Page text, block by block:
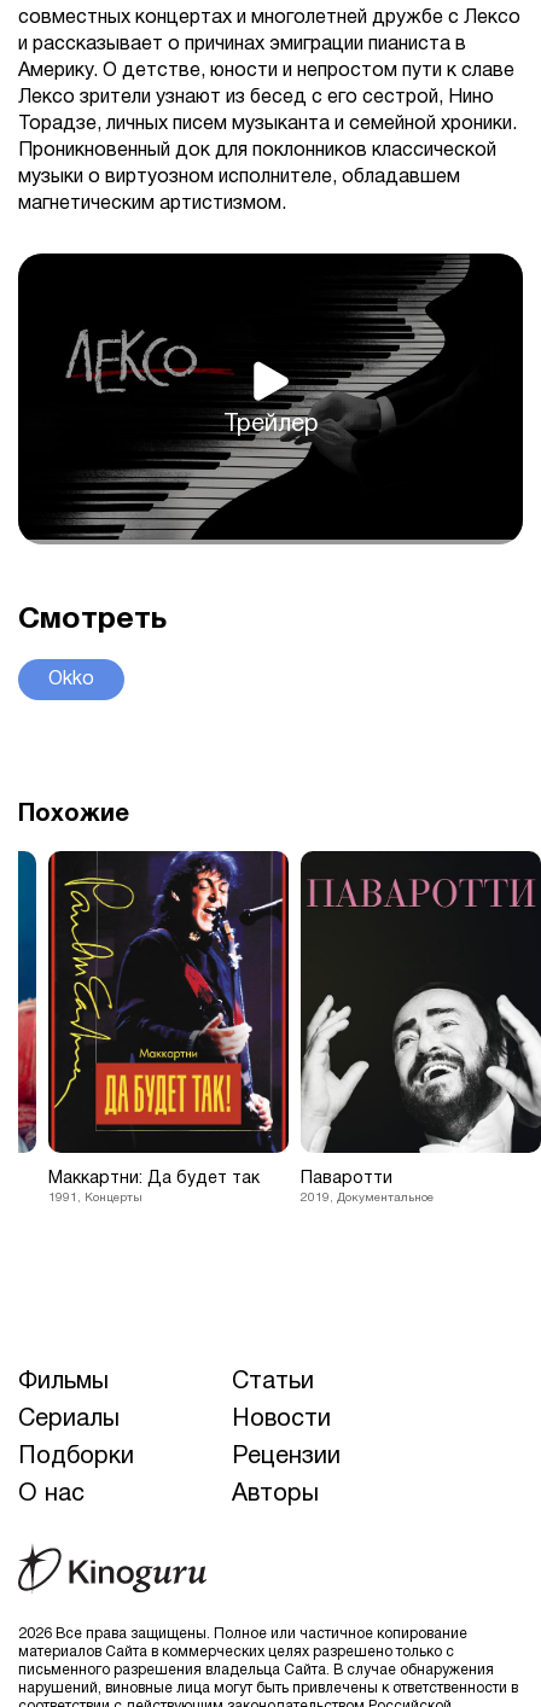
совместных концертах и многолетней дружбе с Лексо
и рассказывает о причинах эмиграции пианиста в
Америку. О детстве, юности и непростом пути к славе
Лексо зрители узнают из бесед с его сестрой, Нино
Торадзе, личных писем музыканта и семейной хроники.
Проникновенный док для поклонников классической
музыки о виртуозном исполнителе, обладавшем
магнетическим артистизмом.
Трейлер
Смотреть
Okko
Похожие
Маккартни: Да будет так
1991, Концерты
Паваротти
2019, Документальное
2026 Все права защищены. Полное или частичное копирование
материалов Сайта в коммерческих целях разрешено только с
письменного разрешения владельца Сайта. В случае обнаружения
нарушений, виновные лица могут быть привлечены к ответственности в
Фильмы
Статьи
Сериалы
Новости
Подборки
Рецензии
О нас
Авторы